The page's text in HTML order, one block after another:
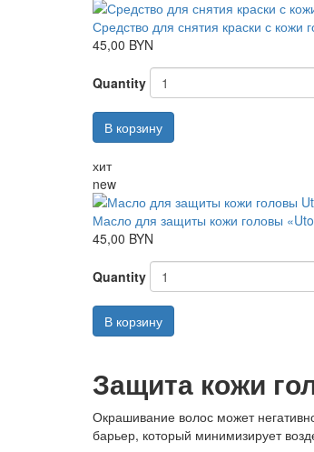
Средство для снятия краски с кожи
45,00 BYN
Quantity
В корзину
хит
new
Масло для защиты кожи головы
45,00 BYN
Quantity
В корзину
Защита кожи
Окрашивание волос может
барьер, который минимизирует